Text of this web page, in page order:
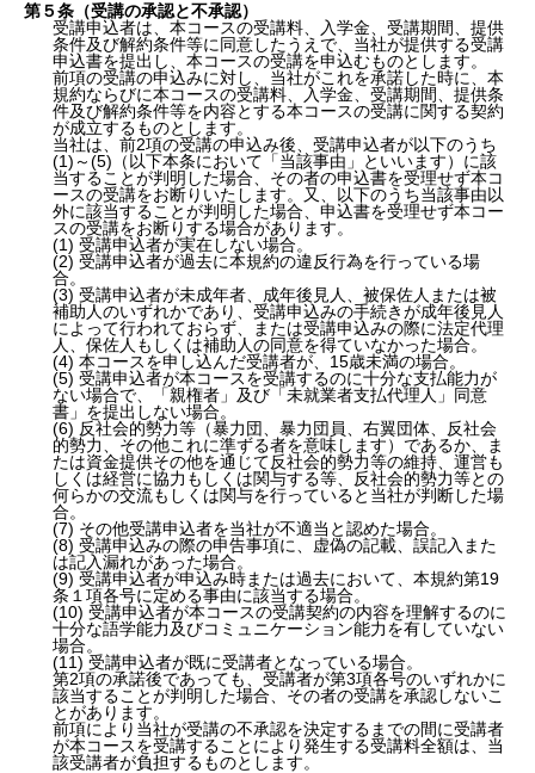
第５条（受講の承認と不承認）
受講申込者は、本コースの受講料、入学金、受講期間、提供
条件及び解約条件等に同意したうえで、当社が提供する受講
申込書を提出し、本コースの受講を申込むものとします。
前項の受講の申込みに対し、当社がこれを承諾した時に、本
規約ならびに本コースの受講料、入学金、受講期間、提供条
件及び解約条件等を内容とする本コースの受講に関する契約
が成立するものとします。
当社は、前2項の受講の申込み後、受講申込者が以下のうち
(1)～(5)（以下本条において「当該事由」といいます）に該
当することが判明した場合、その者の申込書を受理せず本コ
ースの受講をお断りいたします。又、以下のうち当該事由以
外に該当することが判明した場合、申込書を受理せず本コー
スの受講をお断りする場合があります。
(1) 受講申込者が実在しない場合。
(2) 受講申込者が過去に本規約の違反行為を行っている場
合。
(3) 受講申込者が未成年者、成年後見人、被保佐人または被
補助人のいずれかであり、受講申込みの手続きが成年後見人
によって行われておらず、または受講申込みの際に法定代理
人、保佐人もしくは補助人の同意を得ていなかった場合。
(4) 本コースを申し込んだ受講者が、15歳未満の場合。
(5) 受講申込者が本コースを受講するのに十分な支払能力が
ない場合で、「親権者」及び「未就業者支払代理人」同意
書」を提出しない場合。
(6) 反社会的勢力等（暴力団、暴力団員、右翼団体、反社会
的勢力、その他これに準ずる者を意味します）であるか、ま
たは資金提供その他を通じて反社会的勢力等の維持、運営も
しくは経営に協力もしくは関与する等、反社会的勢力等との
何らかの交流もしくは関与を行っていると当社が判断した場
合。
(7) その他受講申込者を当社が不適当と認めた場合。
(8) 受講申込みの際の申告事項に、虚偽の記載、誤記入また
は記入漏れがあった場合。
(9) 受講申込者が申込み時または過去において、本規約第19
条１項各号に定める事由に該当する場合。
(10) 受講申込者が本コースの受講契約の内容を理解するのに
十分な語学能力及びコミュニケーション能力を有していない
場合。
(11) 受講申込者が既に受講者となっている場合。
第2項の承諾後であっても、受講者が第3項各号のいずれかに
該当することが判明した場合、その者の受講を承認しないこ
とがあります。
前項により当社が受講の不承認を決定するまでの間に受講者
が本コースを受講することにより発生する受講料全額は、当
該受講者が負担するものとします。